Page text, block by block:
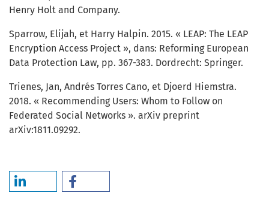
Henry Holt and Company.
Sparrow, Elijah, et Harry Halpin. 2015. « LEAP: The LEAP
Encryption Access Project », dans: Reforming European
Data Protection Law, pp. 367-383. Dordrecht: Springer.
Trienes, Jan, Andrés Torres Cano, et Djoerd Hiemstra.
2018. « Recommending Users: Whom to Follow on
Federated Social Networks ». arXiv preprint
arXiv:1811.09292.